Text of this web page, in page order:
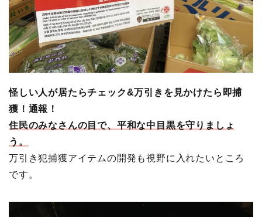
怪しい人が居たらチェック&万引きを見かけたら即捕
獲！通報！
住民のみなさんの目で、平和な中目黒を守りましょ
う。
万引き犯捕獲アイテムの開発も視野に入れたいところ
です。